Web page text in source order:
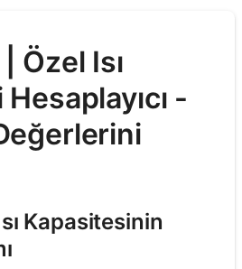
Özel Isı
-
Kapasitesinin